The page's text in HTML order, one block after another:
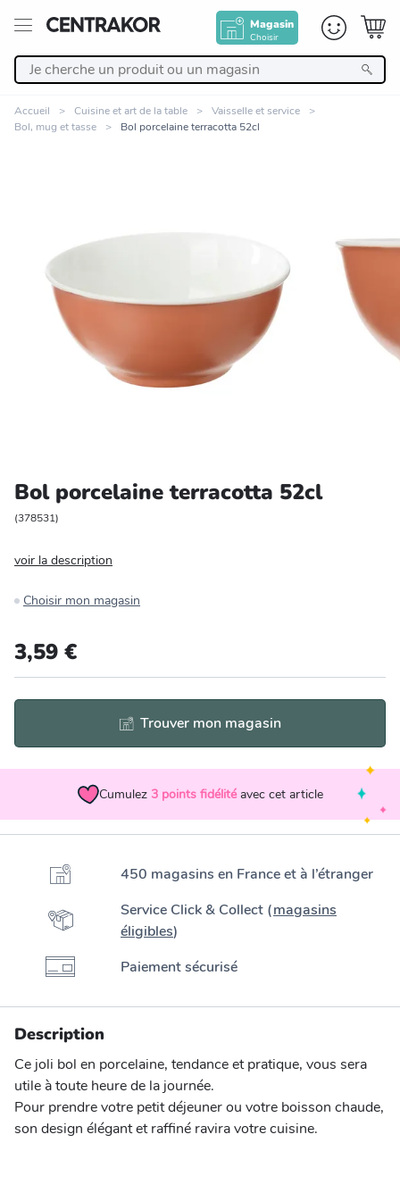
Magasin
Choisir
Linge de maison
Meuble
Cuisine et art de la table
Salle de bain et beauté
Animalerie
Bricolage et auto
Jardin et plein air
Accueil Cuisine et art de la table
Vaisselle et service
Bol, mug et tasse
Bol porcelaine terracotta 52cl
Zoomer sur l'image
Bol porcelaine terracotta 52cl
(378531)
voir la description
Choisir mon magasin
3,59 €
Trouver mon magasin
Cumulez 3 points fidélité avec cet article
450 magasins en France et à l’étranger
Service Click & Collect (magasins
éligibles)
Paiement sécurisé
Description
Ce joli bol en porcelaine, tendance et pratique, vous sera
utile à toute heure de la journée.
Pour prendre votre petit déjeuner ou votre boisson chaude,
son design élégant et raffiné ravira votre cuisine.